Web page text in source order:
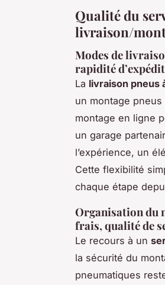
Qualité du
livraison/
Modes de
rapidité
La livraison pneus
un montage
montage en ligne
un garage
l’expérience, un
Cette flexibilité
chaque étape
Organisation du
frais, qualité de
Le recours à un
la sécurité du
pneumatiques